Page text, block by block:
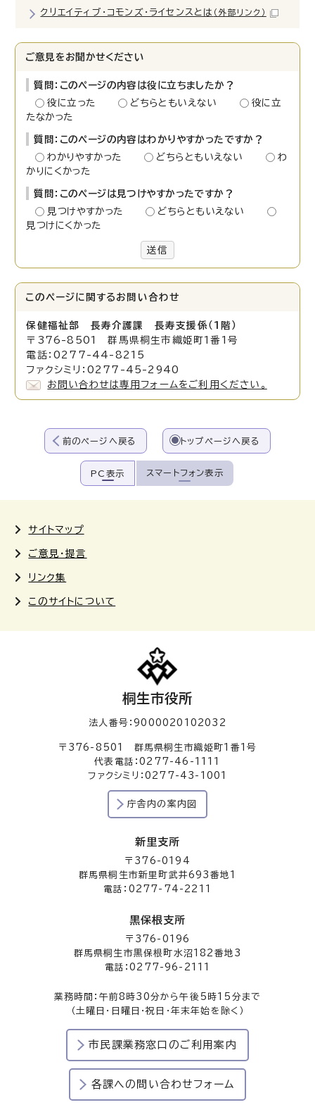
クリエイティブ・コモンズ・ライセンスとは （外部リンク）
ご意見をお聞かせください
質問：このページの内容は役に立ちましたか？
役に立った
どちらともいえない
役に立
たなかった
質問：このページの内容はわかりやすかったですか？
わかりやすかった
どちらともいえない
わ
かりにくかった
質問：このページは見つけやすかったですか？
見つけやすかった
どちらともいえない
見つけにくかった
送信
このページに関する お問い合わせ
保健福祉部 長寿介護課 長寿支援係（1階）
〒376-8501 群馬県桐生市織姫町1番1号
電話：0277-44-8215
ファクシミリ：0277-45-2940
お問い合わせは専用フォームをご利用ください。
前のページへ戻る トップページへ戻る
PC表示 スマートフォン表示
サイトマップ
ご意見・提言
リンク集
このサイトについて
桐生市役所
法人番号：9000020102032
〒376-8501 群馬県桐生市織姫町1番1号
代表電話：0277-46-1111
ファクシミリ：0277-43-1001
庁舎内の案内図
新里支所
〒376-0194
群馬県桐生市新里町武井693番地1
電話：0277-74-2211
黒保根支所
〒376-0196
群馬県桐生市黒保根町水沼182番地3
電話：0277-96-2111
業務時間：午前8時30分から午後5時15分まで
（土曜日・日曜日・祝日・年末年始を除く）
市民課業務窓口のご利用案内
各課への問い合わせフォーム